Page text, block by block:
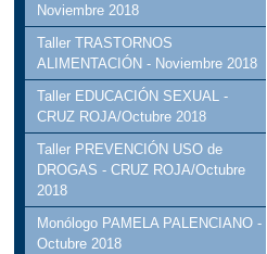
Noviembre 2018
Taller TRASTORNOS
ALIMENTACIÓN - Noviembre 2018
Taller EDUCACIÓN SEXUAL -
CRUZ ROJA/Octubre 2018
Taller PREVENCIÓN USO de
DROGAS - CRUZ ROJA/Octubre
2018
Monólogo PAMELA PALENCIANO -
Octubre 2018